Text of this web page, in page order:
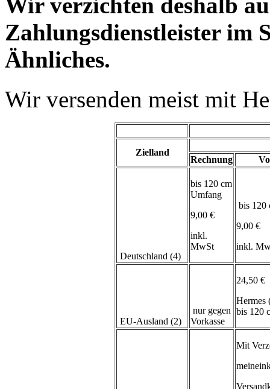
Zahlungsdienstleister im
Ähnliches.
Wir versenden meist mit
Zielland
Rechnung
Deutschland (4)
bis 120 cm
Umfang
9,00 €
inkl.
MwSt
bis 120
9,00 €
inkl.
EU-Ausland (2)
nur gegen
Vorkasse
24,50 €
Hermes
bis 120
Mit